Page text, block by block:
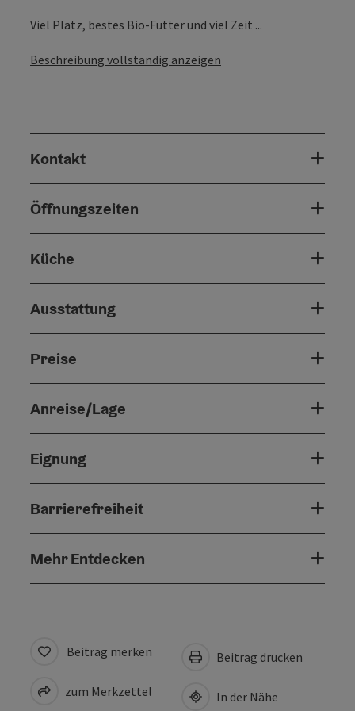
Viel Platz, bestes Bio-Futter und viel Zeit ...
Beschreibung vollständig anzeigen
Kontakt
Öffnungszeiten
Küche
Ausstattung
Preise
Anreise/Lage
Eignung
Barrierefreiheit
Mehr Entdecken
Beitrag merken
zum Merkzettel
Beitrag drucken
In der Nähe